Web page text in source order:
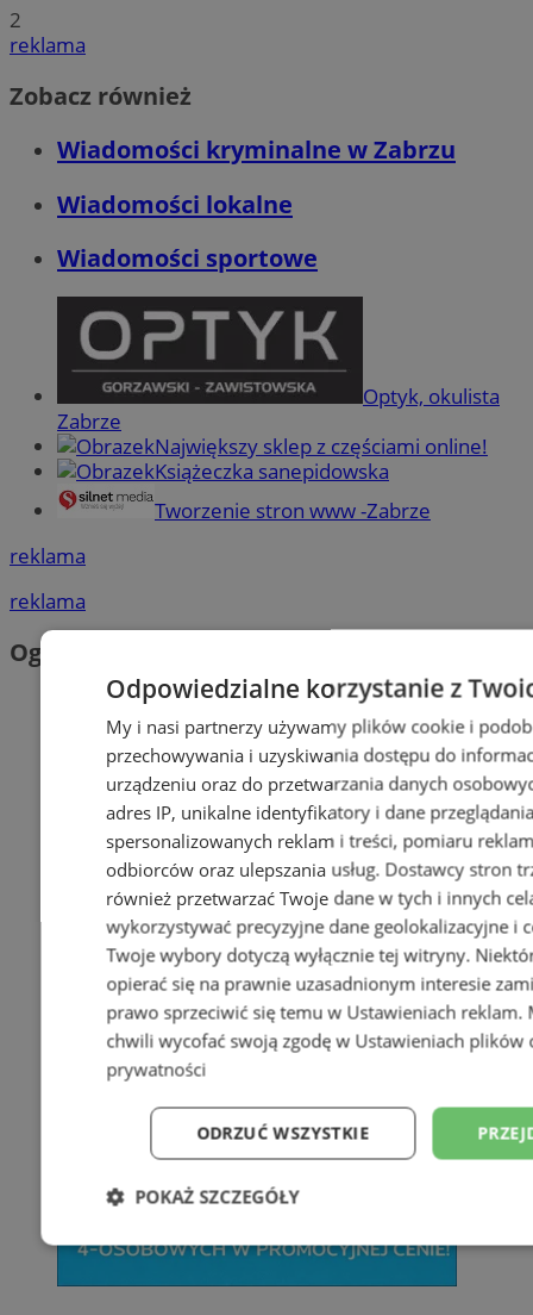
2
reklama
Zobacz również
Wiadomości kryminalne w Zabrzu
Wiadomości lokalne
Wiadomości sportowe
Optyk, okulista
Zabrze
Największy sklep z częściami online!
Książeczka sanepidowska
Tworzenie stron www -Zabrze
reklama
reklama
Ogłoszenia
Odpowiedzialne korzystanie z
My i nasi partnerzy używamy plików cookie i
przechowywania i uzyskiwania dostępu do
urządzeniu oraz do przetwarzania danych
adres IP, unikalne identyfikatory i dane
spersonalizowanych reklam i treści, pomiaru
odbiorców oraz ulepszania usług. Dostawcy stron
również przetwarzać Twoje dane w tych i innych
wykorzystywać precyzyjne dane geolokalizacyjne i
Twoje wybory dotyczą wyłącznie tej witryny.
opierać się na prawnie uzasadnionym interesie
prawo sprzeciwić się temu w Ustawieniach reklam.
chwili wycofać swoją zgodę w Ustawieniach plików
prywatności
ODRZUĆ WSZYSTKIE
POKAŻ SZCZEGÓŁY
Niezbędne Wydajność